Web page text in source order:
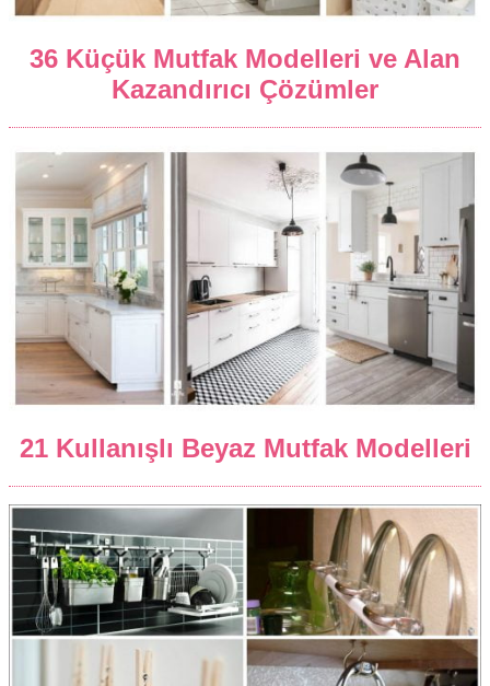
36 Küçük Mutfak Modelleri ve Alan
Kazandırıcı Çözümler
21 Kullanışlı Beyaz Mutfak Modelleri